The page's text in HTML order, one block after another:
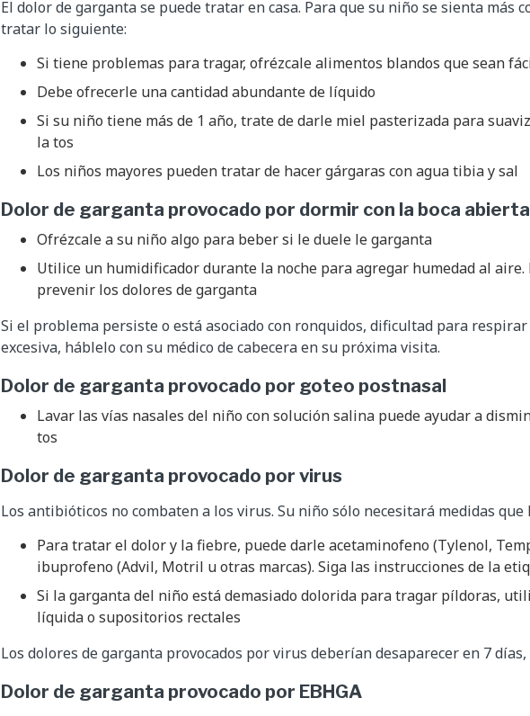
El dolor de garganta se puede tratar en casa. Para que su niño se sienta más
tratar lo siguiente:
Si tiene problemas para tragar, ofrézcale alimentos blandos que sean
Debe ofrecerle una cantidad abundante de líquido
Si su niño tiene más de 1 año, trate de darle miel pasterizada para
la tos
Los niños mayores pueden tratar de hacer gárgaras con agua tibia y sal
Dolor de garganta provocado por dormir con la boca abierta
Ofrézcale a su niño algo para beber si le duele le garganta
Utilice un humidificador durante la noche para agregar humedad al aire.
prevenir los dolores de garganta
Si el problema persiste o está asociado con ronquidos, dificultad para
excesiva, háblelo con su médico de cabecera en su próxima visita.
Dolor de garganta provocado por goteo postnasal
Lavar las vías nasales del niño con solución salina puede ayudar a
tos
Dolor de garganta provocado por virus
Los antibióticos no combaten a los virus. Su niño sólo necesitará medidas que
Para tratar el dolor y la fiebre, puede darle acetaminofeno (Tylenol,
ibuprofeno (Advil, Motril u otras marcas). Siga las instrucciones de la
Si la garganta del niño está demasiado dolorida para tragar píldoras,
líquida o supositorios rectales
Los dolores de garganta provocados por virus deberían desaparecer en 7
Dolor de garganta provocado por EBHGA